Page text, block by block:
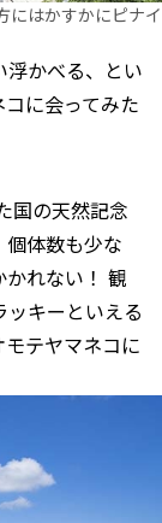
にはかすかにピナイ
かべる、とい
に会ってみた
国の天然記念
体数も少な
れない！ 観
キーといえる
テヤマネコに